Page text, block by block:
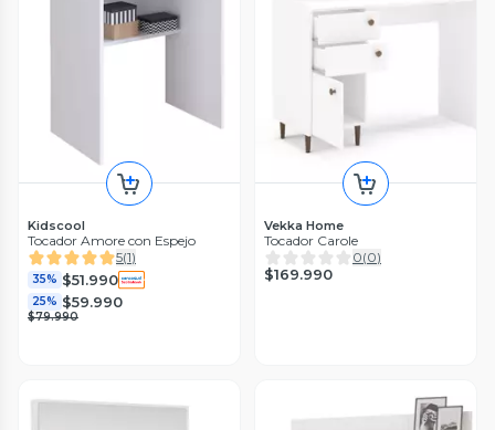
Kidscool
Tocador Amore con Espejo
5(1)
35% $51.990
25% $59.990
$79.990
Vekka Home
Tocador Carole
0(0)
$169.990